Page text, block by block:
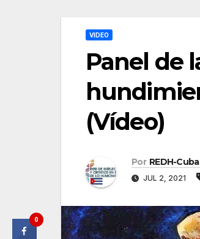
VIDEO
Panel de
(Vídeo)
Por REDH-Cuba
JUL 2, 2021
0